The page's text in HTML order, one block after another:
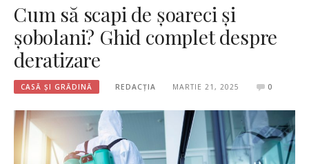
Cum să scapi de șoareci și
șobolani? Ghid complet despre
deratizare
CASĂ ȘI GRĂDINĂ REDACȚIA MARTIE 21, 2025 0